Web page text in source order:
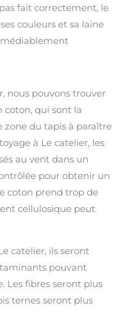
fait correctement, le
couleurs et sa laine
nous pouvons trouver
coton, qui sont la
du tapis à paraître
à Le catelier, les
au vent dans un
pour obtenir un
coton prend trop de
cellulosique peut
catelier, ils seront
pouvant
Les fibres seront plus
ternes seront plus